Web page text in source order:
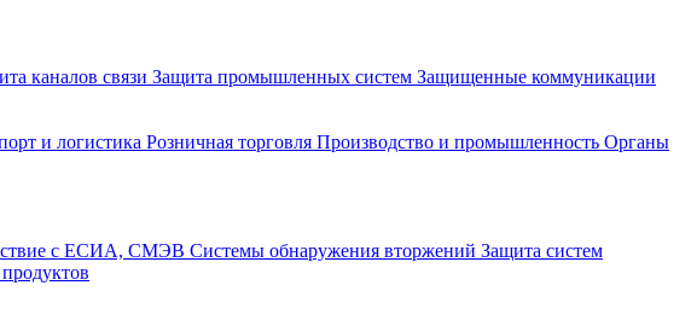
каналов связи Защита промышленных систем Защищенные коммуникации
и логистика Розничная торговля Производство и промышленность Органы
с ЕСИА, СМЭВ Системы обнаружения вторжений Защита систем